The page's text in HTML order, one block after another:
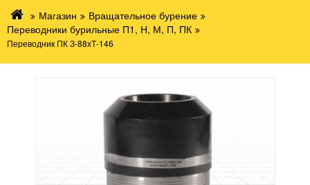
Магазин
Вращательное бурение
Переводники бурильные П1, Н, М, П, ПК
Переводник ПК З-88хТ-146